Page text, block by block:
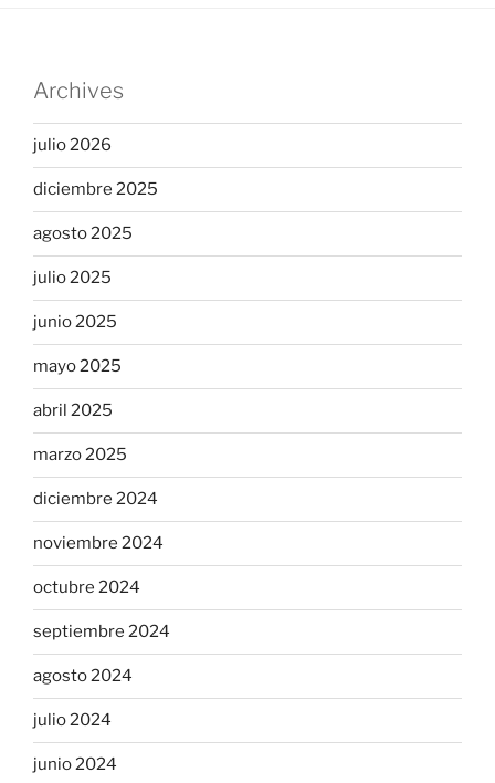
Archives
julio 2026
diciembre 2025
agosto 2025
julio 2025
junio 2025
mayo 2025
abril 2025
marzo 2025
diciembre 2024
noviembre 2024
octubre 2024
septiembre 2024
agosto 2024
julio 2024
junio 2024